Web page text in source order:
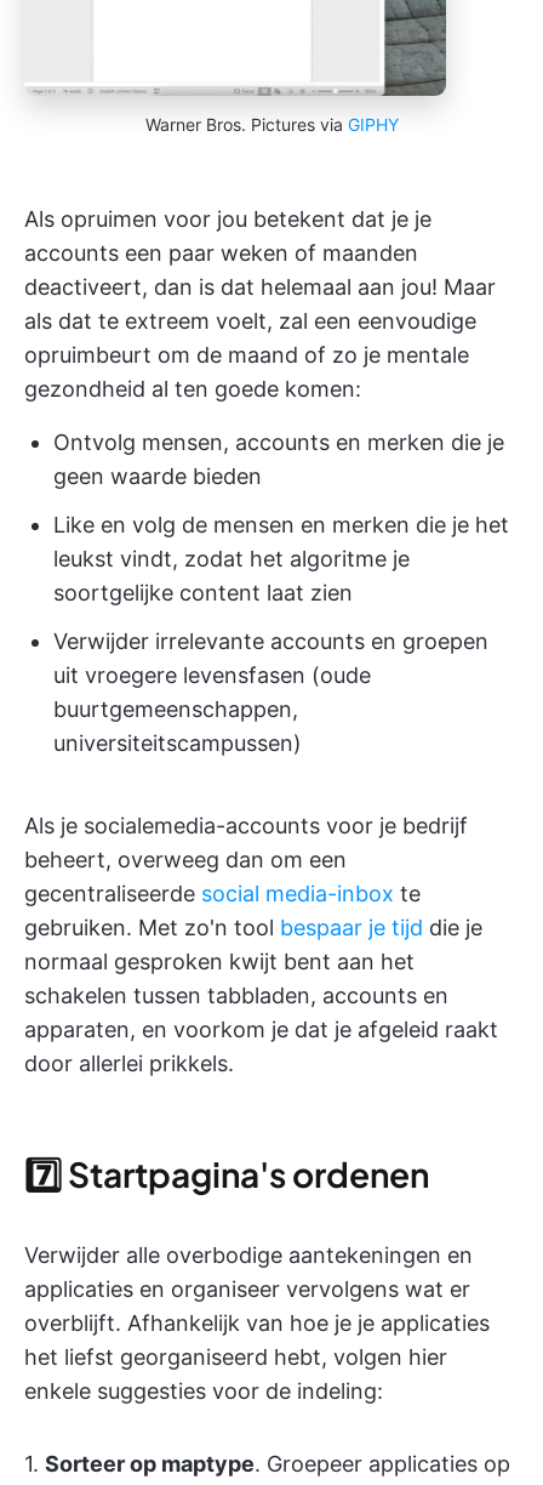
Warner Bros. Pictures via GIPHY
Als opruimen voor jou betekent dat je je
accounts een paar weken of maanden
deactiveert, dan is dat helemaal aan jou! Maar
als dat te extreem voelt, zal een eenvoudige
opruimbeurt om de maand of zo je mentale
gezondheid al ten goede komen:
Ontvolg mensen, accounts en merken die je
geen waarde bieden
Like en volg de mensen en merken die je het
leukst vindt, zodat het algoritme je
soortgelijke content laat zien
Verwijder irrelevante accounts en groepen
uit vroegere levensfasen (oude
buurtgemeenschappen,
universiteitscampussen)
Als je socialemedia-accounts voor je bedrijf
beheert, overweeg dan om een
gecentraliseerde social media-inbox te
gebruiken. Met zo'n tool bespaar je tijd die je
normaal gesproken kwijt bent aan het
schakelen tussen tabbladen, accounts en
apparaten, en voorkom je dat je afgeleid raakt
door allerlei prikkels.
7️⃣ Startpagina's ordenen
Verwijder alle overbodige aantekeningen en
applicaties en organiseer vervolgens wat er
overblijft. Afhankelijk van hoe je je applicaties
het liefst georganiseerd hebt, volgen hier
enkele suggesties voor de indeling:
1. Sorteer op maptype. Groepeer applicaties op